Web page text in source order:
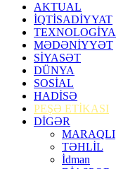
AKTUAL
İQTİSADİYYAT
TEXNOLOGİYA
MƏDƏNİYYƏT
SİYASƏT
DÜNYA
SOSİAL
HADİSƏ
PEŞƏ ETİKASI
DİGƏR
MARAQLI
TƏHLİL
İdman